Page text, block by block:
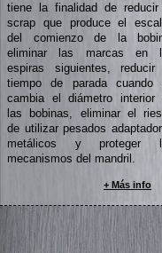
tiene la finalidad de reducir
scrap que produce el
del comienzo de la
eliminar las marcas en
espiras siguientes, reducir
tiempo de parada cuando
cambia el diámetro interior
las bobinas, eliminar el
de utilizar pesados
metálicos y proteger
mecanismos del mandril.
+ Más info